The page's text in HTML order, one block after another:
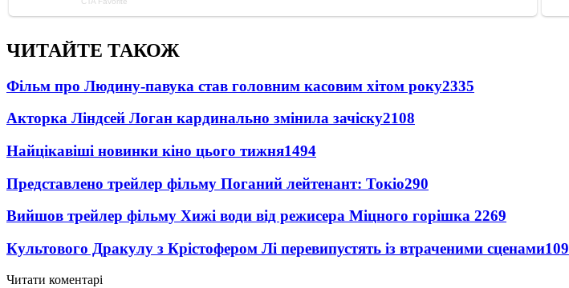
ЧИТАЙТЕ ТАКОЖ
Фільм про Людину-павука став головним касовим хітом року2335
Акторка Ліндсей Логан кардинально змінила зачіску2108
Найцікавіші новинки кіно цього тижня1494
Представлено трейлер фільму Поганий лейтенант: Токіо290
Вийшов трейлер фільму Хижі води від режисера Міцного горішка 2269
Культового Дракулу з Крістофером Лі перевипустять із втраченими сценами109
Читати коментарі